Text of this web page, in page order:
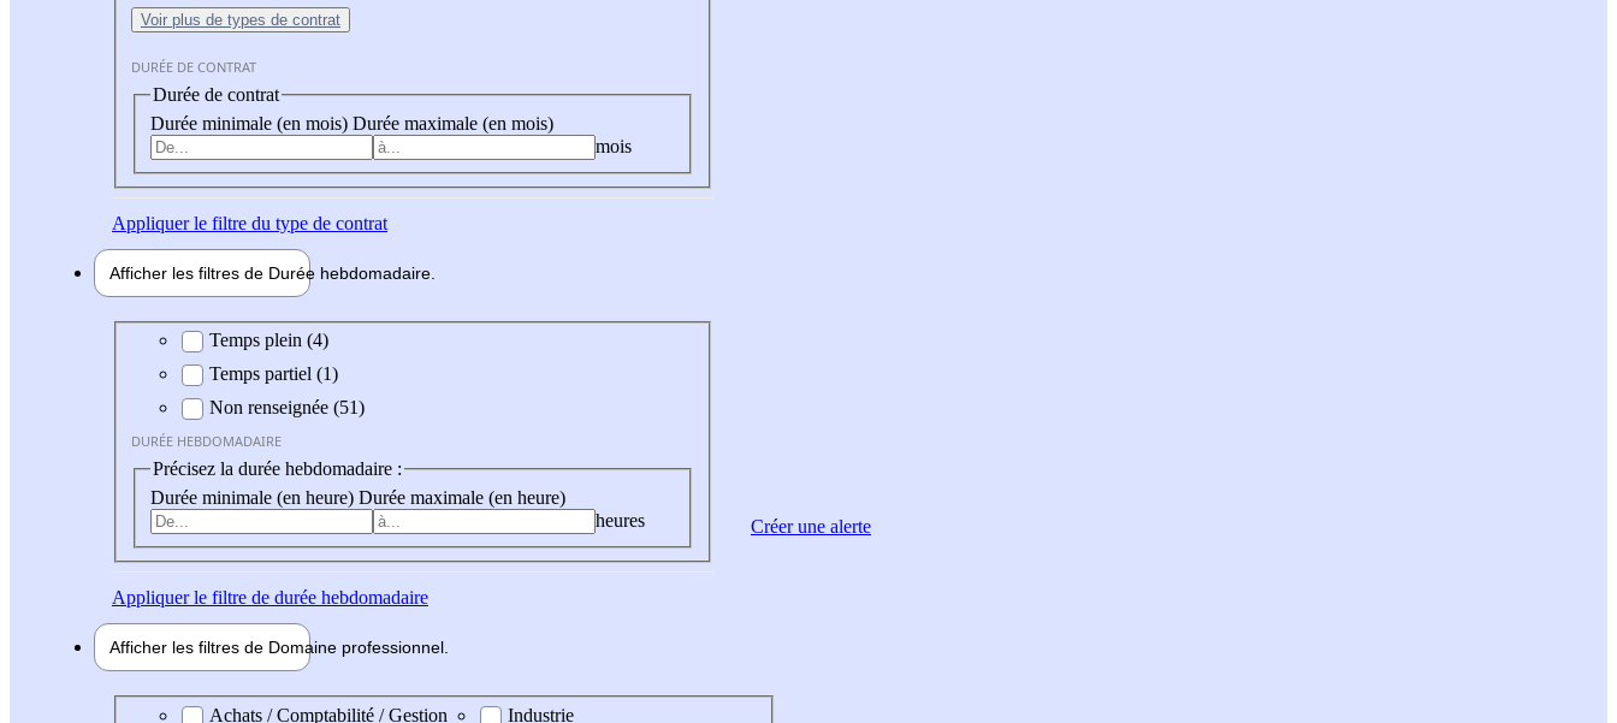
Voir plus de types de contrat
DURÉE DE CONTRAT
Durée de contrat
Durée minimale (en mois) Durée maximale (en mois)
mois
Appliquerle filtre du type de contrat
Afficher les filtres de Durée hebdomadaire
Durée hebdomadaire
Temps plein (4)
Temps partiel (1)
Non renseignée (51)
DURÉE HEBDOMADAIRE
Précisez la durée hebdomadaire :
Durée minimale (en heure) Durée maximale (en heure)
heures
Appliquerle filtre de durée hebdomadaire
Afficher les filtres de Domaine professionnel
Domaine professionel
Achats / Comptabilité / Gestion
Industrie
Créer une alerte